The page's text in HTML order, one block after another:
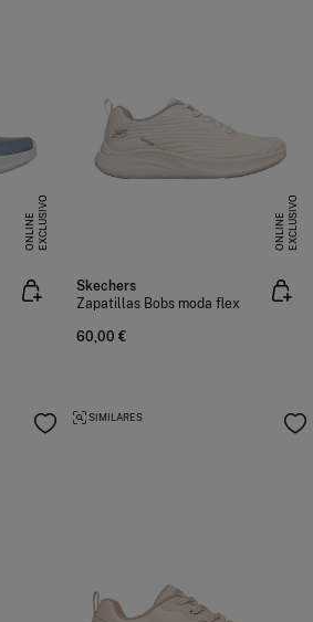
E
X
C
L
U
SI
V
O
O
N
L
I
N
E E
X
C
L
U
SI
V
O
O
N
L
I
N
E
Skechers
Zapatillas Bobs moda flex
60,00 €
SIMILARES